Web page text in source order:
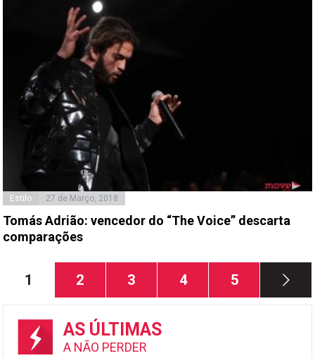
Estilo 27 de Março, 2018
Tomás Adrião: vencedor do “The Voice” descarta
comparações
Paginação
conteúdos
Página
1 Página
2 Página
3 Página
4 Página
5
AS ÚLTIMAS
A NÃO PERDER